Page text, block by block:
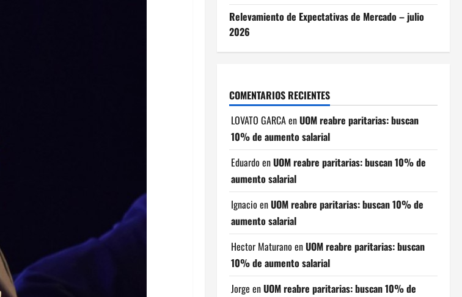
Relevamiento de Expectativas de Mercado – julio
2026
COMENTARIOS RECIENTES
LOVATO GARCAenUOM reabre paritarias: buscan
10% de aumento salarial
Eduardo enUOM reabre paritarias: buscan 10% de
aumento salarial
Ignacio enUOM reabre paritarias: buscan 10% de
aumento salarial
Hector Maturano enUOM reabre paritarias: buscan
10% de aumento salarial
Jorge enUOM reabre paritarias: buscan 10% de